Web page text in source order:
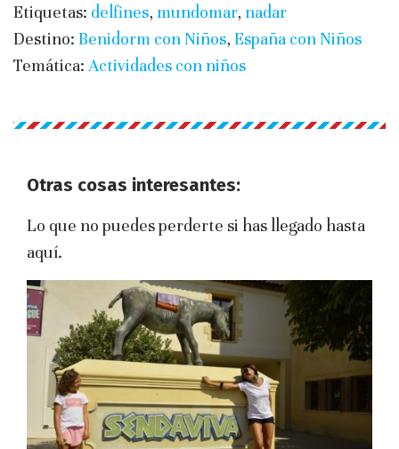
Etiquetas: delfines, mundomar, nadar
Destino: Benidorm con Niños, España con Niños
Temática: Actividades con niños
Otras cosas interesantes:
Lo que no puedes perderte si has llegado hasta
aquí.